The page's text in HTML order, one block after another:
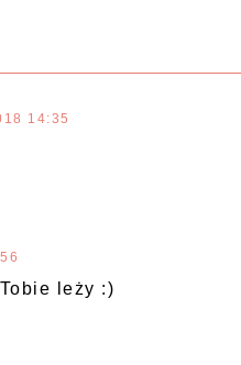
14:35
leży :)